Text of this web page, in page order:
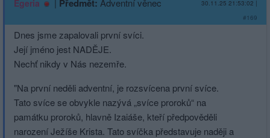
Egeria Předmět: Adventní věnec 30.11.25 21:53:02 |
#169
Dnes jsme zapalovali první svíci.
Její jméno jest NADĚJE.
Nechť nikdy v Nás nezemře.
"Na první neděli adventní, je rozsvícena první svíce.
Tato svíce se obvykle nazývá „svíce proroků“ na
památku proroků, hlavně Izaiáše, kteří předpověděli
narození Ježíše Krista. Tato svíčka představuje naději a